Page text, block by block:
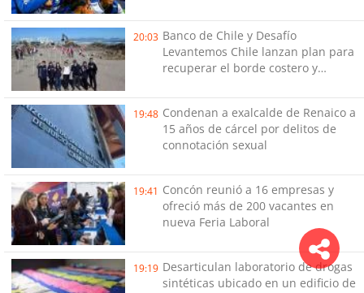
20:03 Banco de Chile y Desafío
Levantemos Chile lanzan plan para
recuperar el borde costero y
Región de Coquimbo
19:48 Condenan a exalcalde de Renaico a
15 años de cárcel por delitos de
connotación sexual
19:41 Concón reunió a 16 empresas y
ofreció más de 200 vacantes en
nueva Feria Laboral
19:19 Desarticulan laboratorio de drogas
sintéticas ubicado en un edificio de